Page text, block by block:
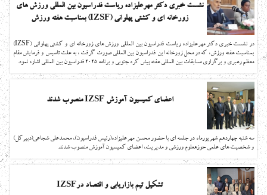
نشست خبری دکتر مهرعلیزاده ریاست فدراسیون بین المللی ورزش های
زورخانه ای و کشتی پهلوانی (IZSF) بمناسبت هفته ورزش
در نشست خبری دکتر مهرعلیزاده ریاست فدراسیون بین المللی ورزش های زورخانه ای و کشتی پهلوانی (IZSF)
بمناسبت هفته ورزش، که در محل زورخانه این فدراسیون بین المللی صورت گرفت ، به علت تاسیس و فرمایش مقام
معظم رهبری و برگزاری مسابقات بین المللی هفته پیش کره جنوبی و برنامه 2025 فدراسیون بین المللی اشاره نمود.
اعضای کمیسیون آموزش IZSF منصوب شدند
سه شنبه چهاردهم شهریورماه در جلسه ای با حضور محسن مهرعلیزاده(رئیس فدراسیون)، محمدعلی شجاعی(دبیرکل)
و شخصیت های علمی حوزهعلوم ورزشی و مدیریت، اعضای کمیسیون آموزش منصوب شدند.
تشکیل تیم بازاریابی و اقتصاد درIZSF